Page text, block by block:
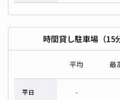
時間貸し駐車場（15
平均 最
平日 -